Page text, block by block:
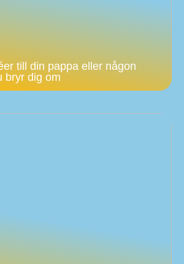
till din pappa eller någon
bryr dig om